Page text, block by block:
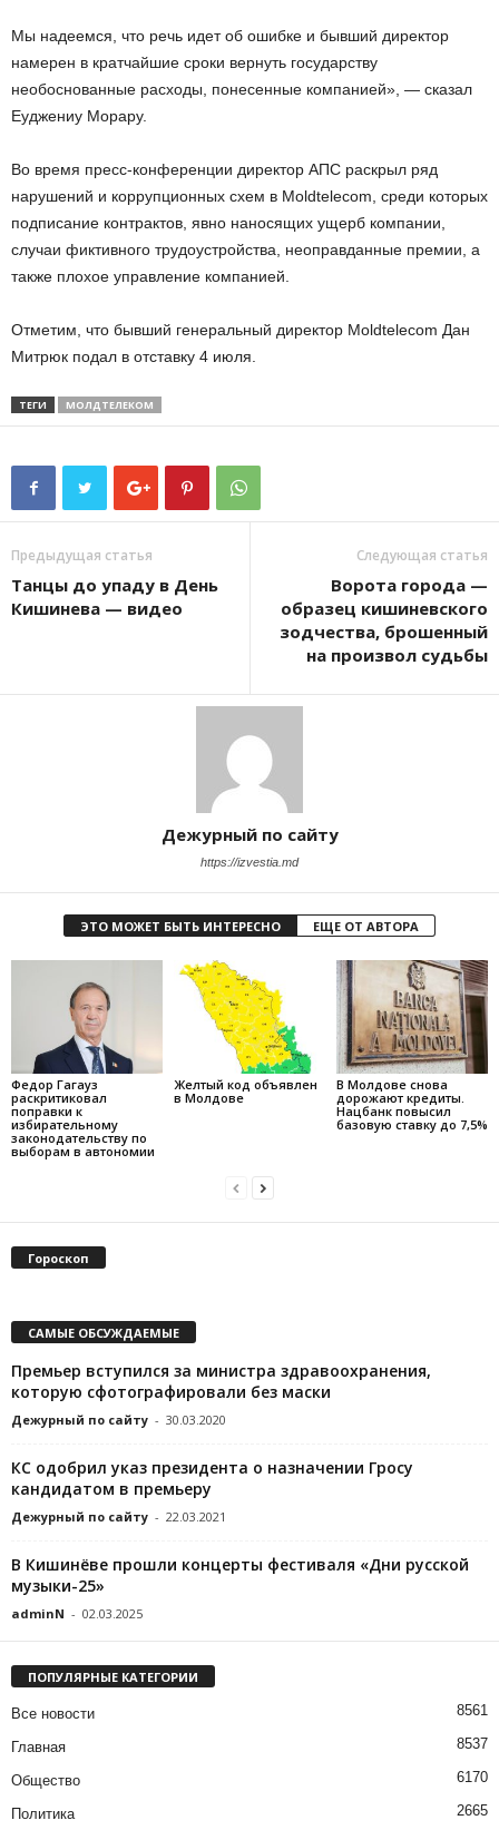
Мы надеемся, что речь идет об ошибке и бывший директор
намерен в кратчайшие сроки вернуть государству
необоснованные расходы, понесенные компанией», — сказал
Еуджениу Морару.
Во время пресс-конференции директор AПС раскрыл ряд
нарушений и коррупционных схем в Moldtelecom, среди которых
подписание контрактов, явно наносящих ущерб компании,
случаи фиктивного трудоустройства, неоправданные премии, а
также плохое управление компанией.
Отметим, что бывший генеральный директор Moldtelecom Дан
Митрюк подал в отставку 4 июля.
ТЕГИ МОЛДТЕЛЕКОМ
Предыдущая статья
Танцы до упаду в День
Кишинева — видео
Следующая статья
Ворота города —
образец кишиневского
зодчества, брошенный
на произвол судьбы
Дежурный по сайту
https://izvestia.md
ЭТО МОЖЕТ БЫТЬ ИНТЕРЕСНО ЕЩЕ ОТ АВТОРА
Федор Гагауз
раскритиковал
поправки к
избирательному
законодательству по
выборам в автономии
Желтый код объявлен
в Молдове
В Молдове снова
дорожают кредиты.
Нацбанк повысил
базовую ставку до 7,5%
Гороскоп
САМЫЕ ОБСУЖДАЕМЫЕ
Премьер вступился за министра здравоохранения,
которую сфотографировали без маски
Дежурный по сайту - 30.03.2020
КС одобрил указ президента о назначении Гросу
кандидатом в премьеру
Дежурный по сайту - 22.03.2021
В Кишинёве прошли концерты фестиваля «Дни русской
музыки-25»
adminN - 02.03.2025
ПОПУЛЯРНЫЕ КАТЕГОРИИ
Все новости 8561
Главная 8537
Общество 6170
Политика 2665